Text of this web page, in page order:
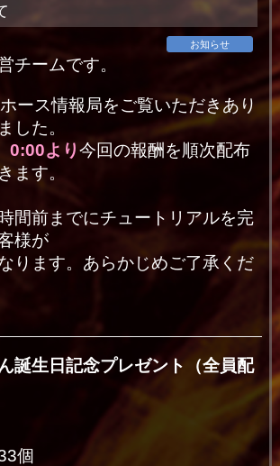
お知らせ
チームです。
ース情報局をご覧いただきあり
した。
0:00より今回の報酬を順次配布
ます。
間前までにチュートリアルを完
様が
ります。あらかじめご了承くだ
誕生日記念プレゼント（全員配
個